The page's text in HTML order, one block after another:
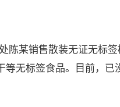
某销售散装无证无标签
等无标签食品。目前，已